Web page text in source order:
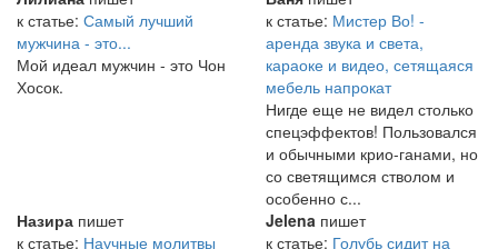
к статье: Самый лучший
мужчина - это...
Мой идеал мужчин - это Чон
Хосок.
к статье: Мистер Во! -
аренда звука и света,
караоке и видео, сетящаяся
мебель напрокат
Нигде еще не видел столько
спецэффектов! Пользовался
и обычными крио-ганами, но
со светящимся стволом и
особенно с...
Назира пишет
к статье: Научные молитвы
Jelena пишет
к статье: Голубь сидит на